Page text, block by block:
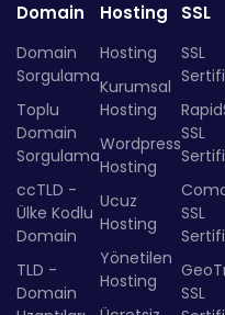
Domain
Domain
Sorgulama
Toplu
Domain
Sorgulama
ccTLD -
Ülke Kodlu
Domain
TLD -
Domain
Hosting
Hosting
Kurumsal
Hosting
Wordpress
Hosting
Ucuz
Hosting
Yönetilen
Hosting
SSL
SSL
SSL
SSL
SSL